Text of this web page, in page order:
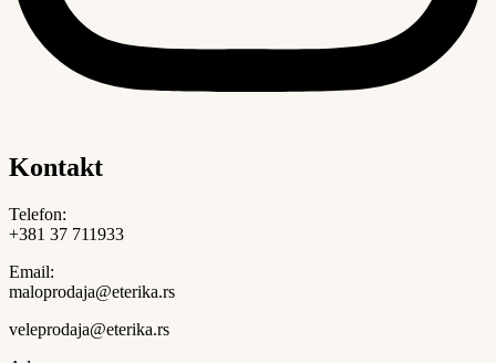
Kontakt
Telefon:
+381 37 711933
Email:
maloprodaja@eterika.rs
veleprodaja@eterika.rs